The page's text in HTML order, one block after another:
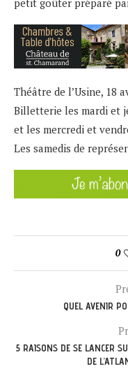
petit goûter préparé
Théâtre de l’Usine, 18
Billetterie les mardi et
et les mercredi et
Les samedis de
0
QUEL AVENIR
5 RAISONS DE SE LANCER
DE